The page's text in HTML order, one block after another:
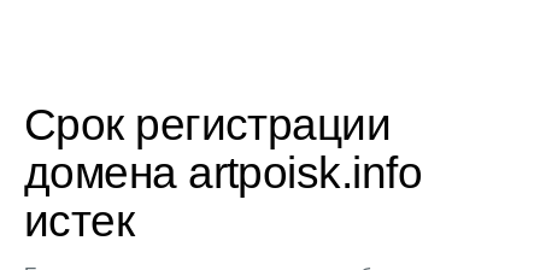
Срок регистрации
домена artpoisk.info
истек